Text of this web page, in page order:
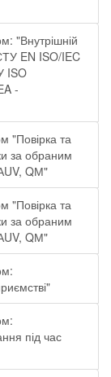
"Внутрішній
EN ISO/IEC
ISO
-
"Повірка та
за обраним
QМ"
"Повірка та
за обраним
QМ"
під час